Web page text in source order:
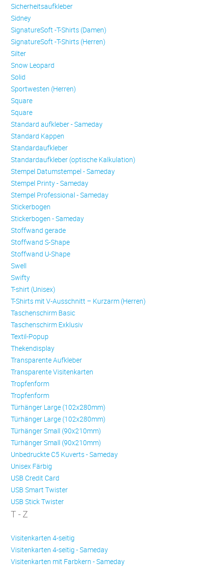
Sicherheitsaufkleber
Sidney
SignatureSoft -T-Shirts (Damen)
SignatureSoft -T-Shirts (Herren)
Silter
Snow Leopard
Solid
Sportwesten (Herren)
Square
Square
Standard aufkleber - Sameday
Standard Kappen
Standardaufkleber
Standardaufkleber (optische Kalkulation)
Stempel Datumstempel - Sameday
Stempel Printy - Sameday
Stempel Professional - Sameday
Stickerbogen
Stickerbogen - Sameday
Stoffwand gerade
Stoffwand S-Shape
Stoffwand U-Shape
Swell
Swifty
T-shirt (Unisex)
T-Shirts mit V-Ausschnitt – Kurzarm (Herren)
Taschenschirm Basic
Taschenschirm Exklusiv
Textil-Popup
Thekendisplay
Transparente Aufkleber
Transparente Visitenkarten
Trop­fen­form
Trop­fen­form
Türhänger Large (102x280mm)
Türhänger Large (102x280mm)
Türhänger Small (90x210mm)
Türhänger Small (90x210mm)
Unbedruckte C5 Kuverts - Sameday
Unisex Färbig
USB Credit Card
USB Smart Twister
USB Stick Twister
T - Z
Visitenkarten 4-seitig
Visitenkarten 4-seitig - Sameday
Visitenkarten mit Farbkern - Sameday